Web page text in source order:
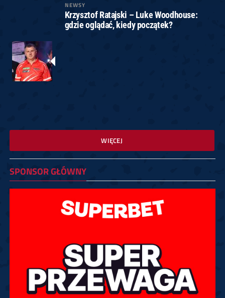
NEWSY
Krzysztof Ratajski – Luke Woodhouse:
gdzie oglądać, kiedy początek?
WIĘCEJ
SPONSOR GŁÓWNY